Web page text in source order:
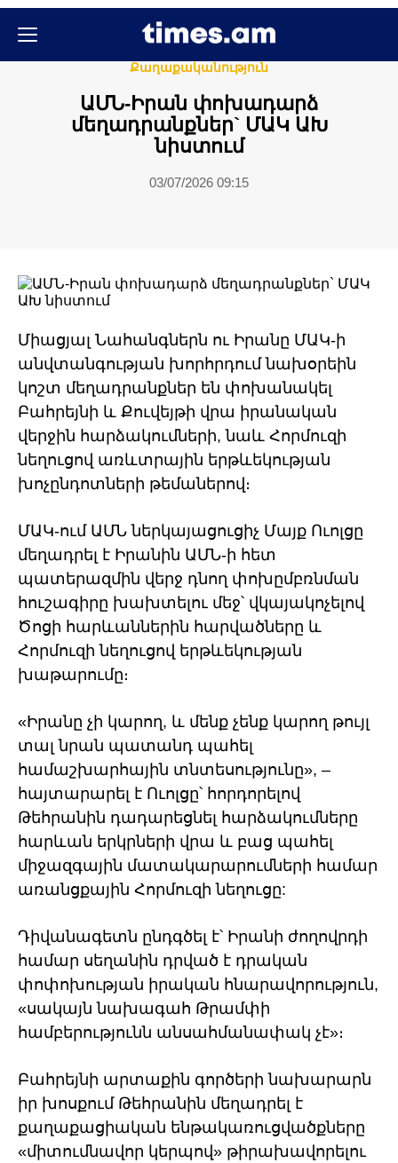
Քաղաքականություն
ԱՄՆ-Իրան փոխադարձ
մեղադրանքներ` ՄԱԿ ԱԽ
նիստում
03/07/2026 09:15
Միացյալ Նահանգներն ու Իրանը ՄԱԿ-ի
անվտանգության խորհրդում նախօրեին
կոշտ մեղադրանքներ են փոխանակել
Բահրեյնի և Քուվեյթի վրա իրանական
վերջին հարձակումների, նաև Հորմուզի
նեղուցով առևտրային երթևեկության
խոչընդոտների թեմաներով։
ՄԱԿ-ում ԱՄՆ ներկայացուցիչ Մայք Ուոլցը
մեղադրել է Իրանին ԱՄՆ-ի հետ
պատերազմին վերջ դնող փոխըմբռնման
հուշագիրը խախտելու մեջ՝ վկայակոչելով
Ծոցի հարևաններին հարվածները և
Հորմուզի նեղուցով երթևեկության
խաթարումը։
«Իրանը չի կարող, և մենք չենք կարող թույլ
տալ նրան պատանդ պահել
համաշխարհային տնտեսությունը», –
հայտարարել է Ուոլցը՝ հորդորելով
Թեհրանին դադարեցնել հարձակումները
հարևան երկրների վրա և բաց պահել
միջազգային մատակարարումների համար
առանցքային Հորմուզի նեղուցը:
Դիվանագետն ընդգծել է՝ Իրանի ժողովրդի
համար սեղանին դրված է դրական
փոփոխության իրական հնարավորություն,
«սակայն նախագահ Թրամփի
համբերությունն անսահմանափակ չէ»։
Բահրեյնի արտաքին գործերի նախարարն
իր խոսքում Թեհրանին մեղադրել է
քաղաքացիական ենթակառուցվածքները
«միտումնավոր կերպով» թիրախավորելու